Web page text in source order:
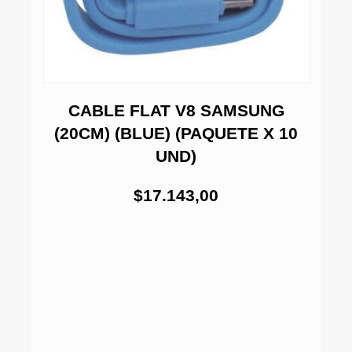
CABLE FLAT V8 SAMSUNG
(20CM) (BLUE) (PAQUETE X 10
UND)
$17.143,00